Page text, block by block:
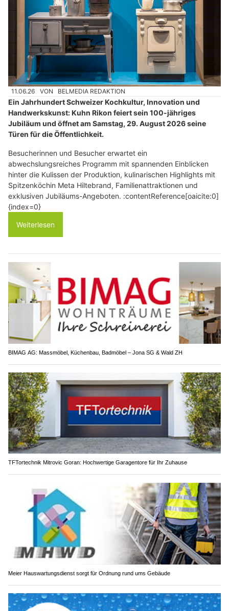
11.06.26 VON BELMEDIA REDAKTION
Ein Jahrhundert Schweizer Kochkultur, Innovation und
Handwerkskunst: Kuhn Rikon feiert sein 100-jähriges
Jubiläum und öffnet am Samstag, 29. August 2026 seine
Türen für die Öffentlichkeit.
Besucherinnen und Besucher erwartet ein
abwechslungsreiches Programm mit spannenden Einblicken
hinter die Kulissen der Produktion, kulinarischen Highlights mit
Spitzenköchin Meta Hiltebrand, Familienattraktionen und
exklusiven Jubiläums-Angeboten. :contentReference[oaicite:0]
{index=0}
Weiterlesen
BIMAG AG: Massmöbel, Küchenbau, Badmöbel – Jona SG & Wald ZH
TFTortechnik Mitrovic Goran: Hochwertige Garagentore für Ihr Zuhause
Meier Hauswartungsdienst sorgt für Ordnung rund ums Gebäude